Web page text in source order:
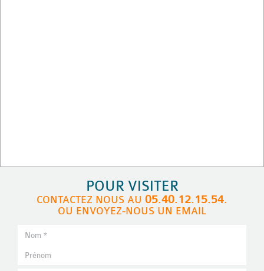
POUR VISITER
CONTACTEZ NOUS AU 05.40.12.15.54.
OU ENVOYEZ-NOUS UN EMAIL